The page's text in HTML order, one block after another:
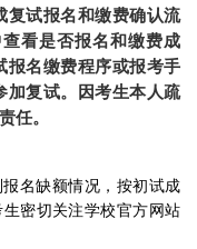
复试报名和缴费确认流
查看是否报名和缴费成
报名缴费程序或报考手
加复试。
因考生本人疏
任。
名缺额情况，按初试成
密切关注学校官方网站